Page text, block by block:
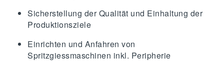
Sicherstellung der Qualität und Einhaltung der
Produktionsziele
Einrichten und Anfahren von
Spritzgiessmaschinen inkl. Peripherie